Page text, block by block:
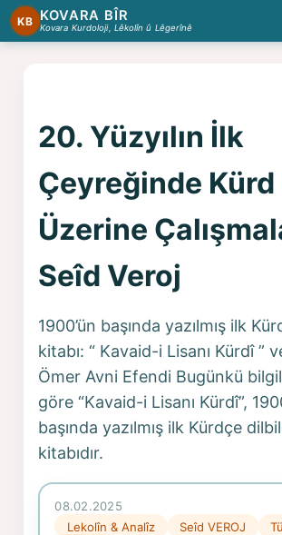
KB KOVARA BÎR
Kovara Kurdoloji, Lêkolîn û Lêgerînê
20. Yüzyılın İlk
Çeyreğinde Kürd
Üzerine
Seîd Veroj
1900’ün başında yazılmış ilk
kitabı: “ Kavaid-i Lisanı Kürdî ”
Ömer Avni Efendi Bugünkü
göre “Kavaid-i Lisanı Kürdî”,
başında yazılmış ilk Kürdçe
kitabıdır.
08.02.2025
Lekolîn & Analîz
Seîd VEROJ